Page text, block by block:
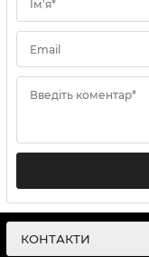
Ім'я*
Email
Введіть коментар*
КОНТАКТИ